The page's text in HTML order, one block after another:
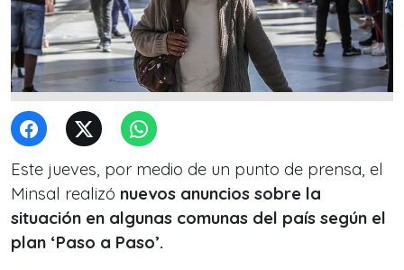
Este jueves, por medio de un punto de prensa, el
Minsal realizó nuevos anuncios sobre la
situación en algunas comunas del país según el
plan ‘Paso a Paso’.